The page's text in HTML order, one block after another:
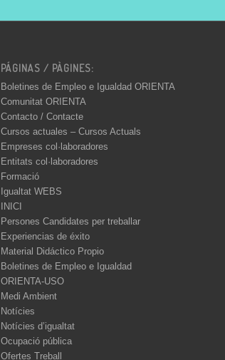
PÁGINAS / PÀGINES:
Boletines de Empleo e Igualdad ORIENTA
Comunitat ORIENTA
Contacto / Contacte
Cursos actuales – Cursos Actuals
Empreses col·laboradores
Entitats col·laboradores
Formació
Igualtat WEBS
INICI
Persones Candidates per treballar
Experiencias de éxito
Material Didáctico Propio
Boletines de Empleo e Igualdad
ORIENTA-USO
Medi Ambient
Notícies
Notícies d’igualtat
Ocupació pública
Ofertes Treball